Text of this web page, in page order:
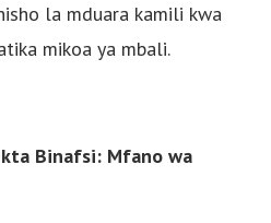
la mduara kamili kwa
mikoa ya mbali.
Binafsi: Mfano wa